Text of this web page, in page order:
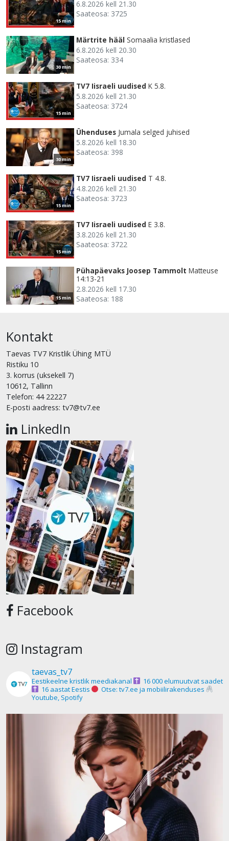
15 min
6.8.2026 kell 21.30
Saateosa: 3725
30 min
Märtrite hääl Somaalia kristlased
6.8.2026 kell 20.30
Saateosa: 334
15 min
TV7 Iisraeli uudised K 5.8.
5.8.2026 kell 21.30
Saateosa: 3724
30 min
Ühenduses Jumala selged juhised
5.8.2026 kell 18.30
Saateosa: 398
15 min
TV7 Iisraeli uudised T 4.8.
4.8.2026 kell 21.30
Saateosa: 3723
15 min
TV7 Iisraeli uudised E 3.8.
3.8.2026 kell 21.30
Saateosa: 3722
15 min
Pühapäevaks Joosep Tammolt Matteuse
14:13-21
2.8.2026 kell 17.30
Saateosa: 188
Kontakt
Taevas TV7 Kristlik Ühing MTÜ
Ristiku 10
3. korrus (uksekell 7)
10612, Tallinn
Telefon: 44 22227
E-posti aadress: tv7@tv7.ee
LinkedIn
Facebook
Instagram
taevas_tv7
Eestikeelne kristlik meediakanal
16 000 elumuutvat saadet
16 aastat Eestis
Otse: tv7.ee ja mobiilirakenduses
Youtube, Spotify